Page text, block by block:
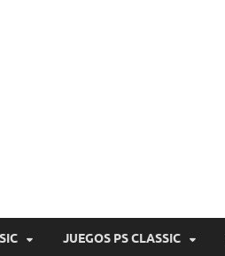
JUEGOS PS CLASSIC